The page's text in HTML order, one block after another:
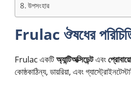
উপসংহার
Frulac ঔষধের
Frulac একটিঅ্যান্টিঅক্সিডেন্টএবং
কোষ্ঠকাঠিন্য, ডায়রিয়া, এবং